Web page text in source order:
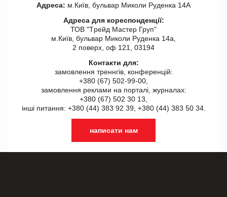
Адреса: м.Київ, бульвар Миколи Руденка 14А
Адреса для кореспонденції:
ТОВ "Tрейд Мастер Груп"
м.Київ, бульвар Миколи Руденка 14а,
2 поверх, оф 121, 03194
Контакти для:
замовлення треннгів, конференцій:
+380 (67) 502-99-00,
замовлення реклами на порталі, журналах:
+380 (67) 502 30 13,
інші питання: +380 (44) 383 92 39, +380 (44) 383 50 34.
написати нам